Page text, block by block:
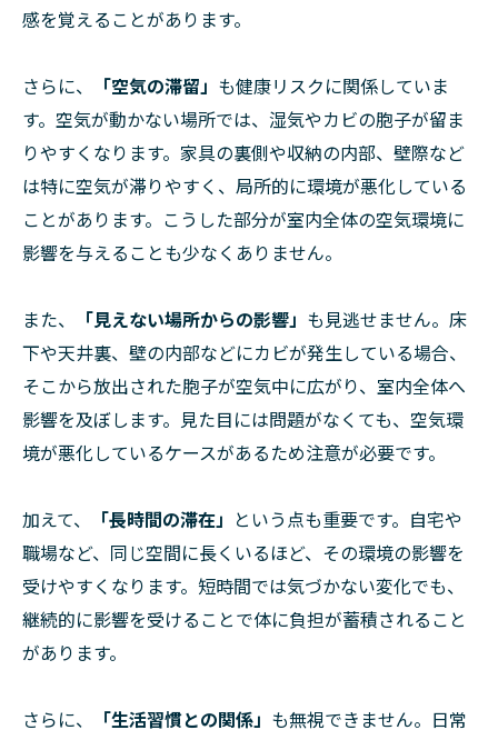
感を覚えることがあります。
さらに、 「空気の滞留」 も健康リスクに関係していま
す。空気が動かない場所では、湿気やカビの胞子が留ま
りやすくなります。家具の裏側や収納の内部、壁際など
は特に空気が滞りやすく、局所的に環境が悪化している
ことがあります。こうした部分が室内全体の空気環境に
影響を与えることも少なくありません。
また、 「見えない場所からの影響」 も見逃せません。床
下や天井裏、壁の内部などにカビが発生している場合、
そこから放出された胞子が空気中に広がり、室内全体へ
影響を及ぼします。見た目には問題がなくても、空気環
境が悪化しているケースがあるため注意が必要です。
加えて、 「長時間の滞在」 という点も重要です。自宅や
職場など、同じ空間に長くいるほど、その環境の影響を
受けやすくなります。短時間では気づかない変化でも、
継続的に影響を受けることで体に負担が蓄積されること
があります。
さらに、 「生活習慣との関係」 も無視できません。日常